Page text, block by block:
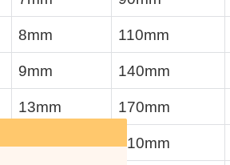
8mm 110mm
9mm 140mm
13mm 170mm
15mm 210mm